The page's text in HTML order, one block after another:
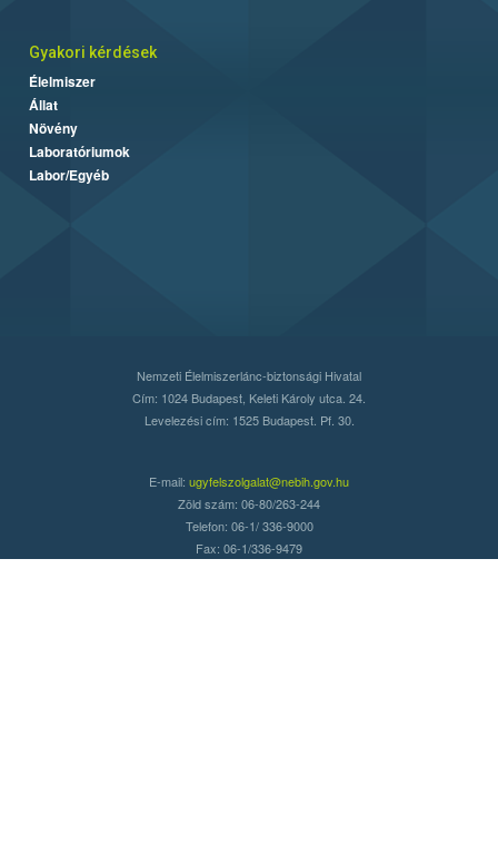
Gyakori kérdések
Élelmiszer
Állat
Növény
Laboratóriumok
Labor/Egyéb
Nemzeti Élelmiszerlánc-biztonsági Hivatal
Cím: 1024 Budapest, Keleti Károly utca. 24.
Levelezési cím: 1525 Budapest. Pf. 30.
E-mail: ugyfelszolgalat@nebih.gov.hu
Zöld szám: 06-80/263-244
Telefon: 06-1/ 336-9000
Fax: 06-1/336-9479